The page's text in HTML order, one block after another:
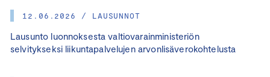
12.06.2026 / LAUSUNNOT
Lausunto luonnoksesta valtiovarainministeriön
selvitykseksi liikuntapalvelujen arvonlisäverokohtelusta